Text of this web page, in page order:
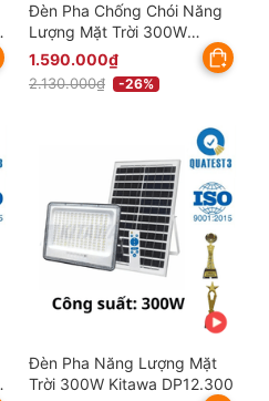
Đèn Pha Chống Chói Năng
Lượng Mặt Trời 300W
KITAWA - DP15.300 (Đã bao
gồm VAT)
1.590.000₫
2.130.000₫ -26%
Đèn Pha Năng Lượng Mặt
Trời 300W Kitawa DP12.300